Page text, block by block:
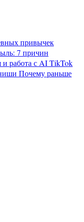
привычек
7 причин
и работа с AITikTok
Почему раньше